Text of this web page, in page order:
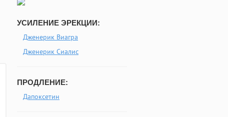
УСИЛЕНИЕ ЭРЕКЦИИ:
Дженерик Виагра
Дженерик Сиалис
ПРОДЛЕНИЕ:
Дапоксетин